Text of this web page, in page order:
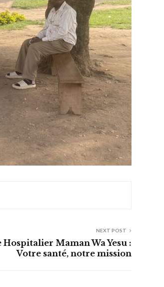
NEXT POST
Hospitalier Maman Wa Yesu :
Votre santé, notre mission